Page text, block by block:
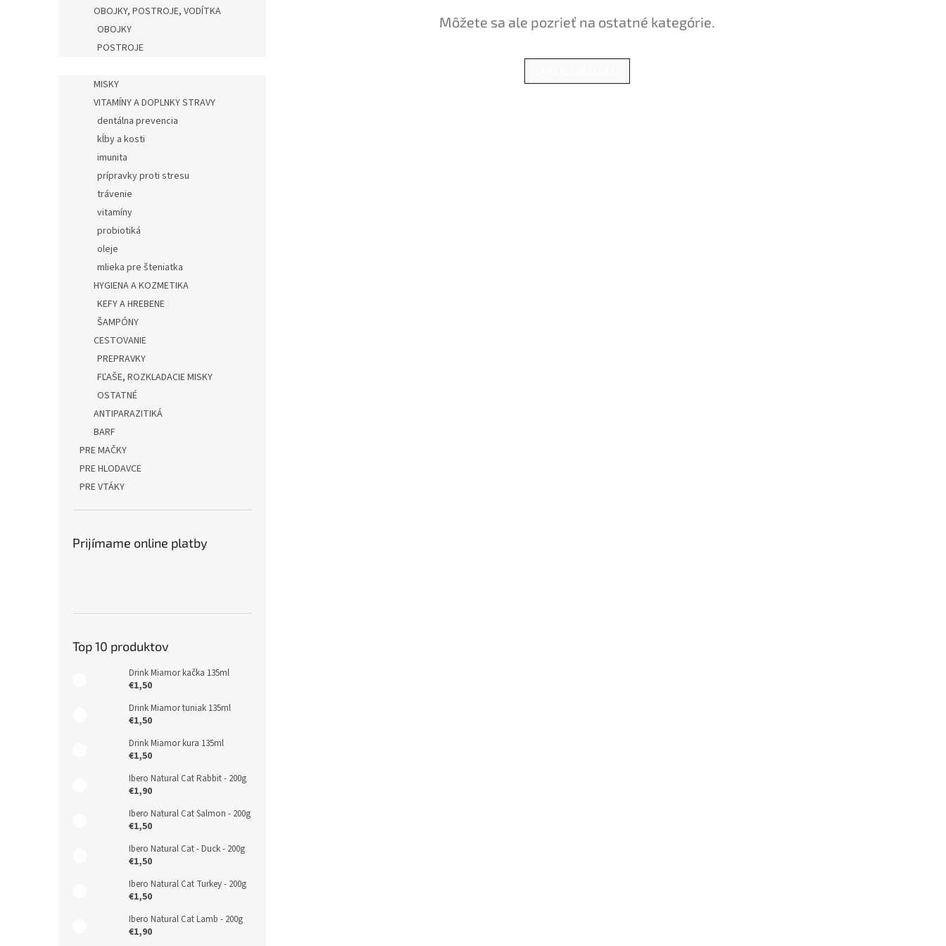
OBOJKY, POSTROJE, VODÍTKA
OBOJKY
POSTROJE
MISKY
VITAMÍNY A DOPLNKY STRAVY
dentálna prevencia
kĺby a kosti
imunita
prípravky proti stresu
trávenie
vitamíny
probiotiká
oleje
mlieka pre šteniatka
HYGIENA A KOZMETIKA
KEFY A HREBENE
ŠAMPÓNY
CESTOVANIE
PREPRAVKY
FĽAŠE, ROZKLADACIE MISKY
OSTATNÉ
ANTIPARAZITIKÁ
BARF
PRE MAČKY
PRE HLODAVCE
PRE VTÁKY
Prijímame online platby
Top 10 produktov
Drink Miamor kačka 135ml
€1,50
Drink Miamor tuniak 135ml
€1,50
Drink Miamor kura 135ml
€1,50
Ibero Natural Cat Rabbit - 200g
€1,90
Ibero Natural Cat Salmon - 200g
€1,50
Ibero Natural Cat - Duck - 200g
€1,50
Ibero Natural Cat Turkey - 200g
€1,50
Ibero Natural Cat Lamb - 200g
€1,90
Môžete sa ale pozrieť na ostatné kategórie.